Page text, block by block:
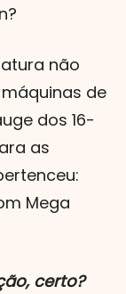
não
de
dos 16-
as
Mega
certo?